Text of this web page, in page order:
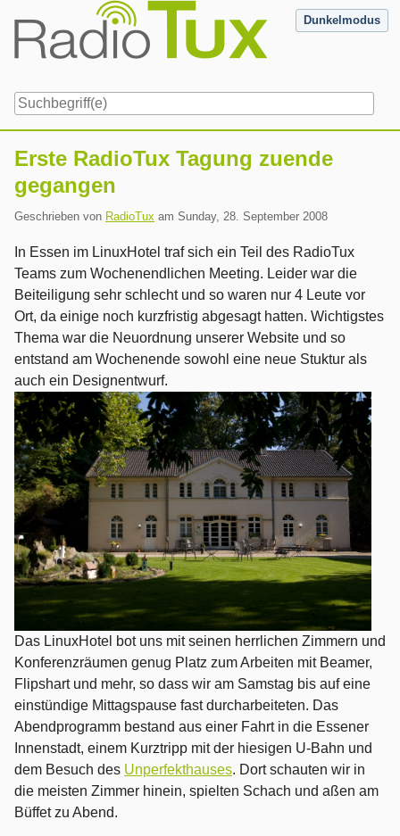
content
Dunkelmodus
Erste RadioTux Tagung zuende
gegangen
Geschrieben von RadioTux am Sunday, 28. September 2008
In Essen im LinuxHotel traf sich ein Teil des RadioTux
Teams zum Wochenendlichen Meeting. Leider war die
Beiteiligung sehr schlecht und so waren nur 4 Leute vor
Ort, da einige noch kurzfristig abgesagt hatten. Wichtigstes
Thema war die Neuordnung unserer Website und so
entstand am Wochenende sowohl eine neue Stuktur als
auch ein Designentwurf.
Das LinuxHotel bot uns mit seinen herrlichen Zimmern und
Konferenzräumen genug Platz zum Arbeiten mit Beamer,
Flipshart und mehr, so dass wir am Samstag bis auf eine
einstündige Mittagspause fast durcharbeiteten. Das
Abendprogramm bestand aus einer Fahrt in die Essener
Innenstadt, einem Kurztripp mit der hiesigen U-Bahn und
dem Besuch des Unperfekthauses. Dort schauten wir in
die meisten Zimmer hinein, spielten Schach und aßen am
Büffet zu Abend.